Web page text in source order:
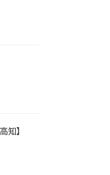
知】